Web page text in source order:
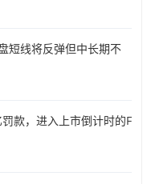
短线将反弹但中长期不
款，进入上市倒计时的F